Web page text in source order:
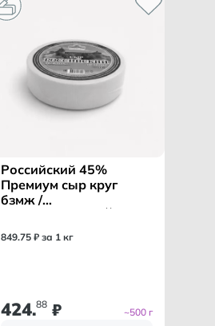
Российский 45%
Премиум сыр круг
бзмж /
849.75 ₽ за 1 кг
424.88 ₽ ~500 г